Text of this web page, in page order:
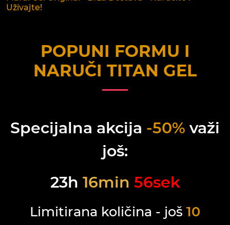
Uživajte!
POPUNI FORMU I
NARUČI TITAN GEL
Specijalna akcija -50% važi
još:
23h 16min 56sek
Limitirana količina - još 10